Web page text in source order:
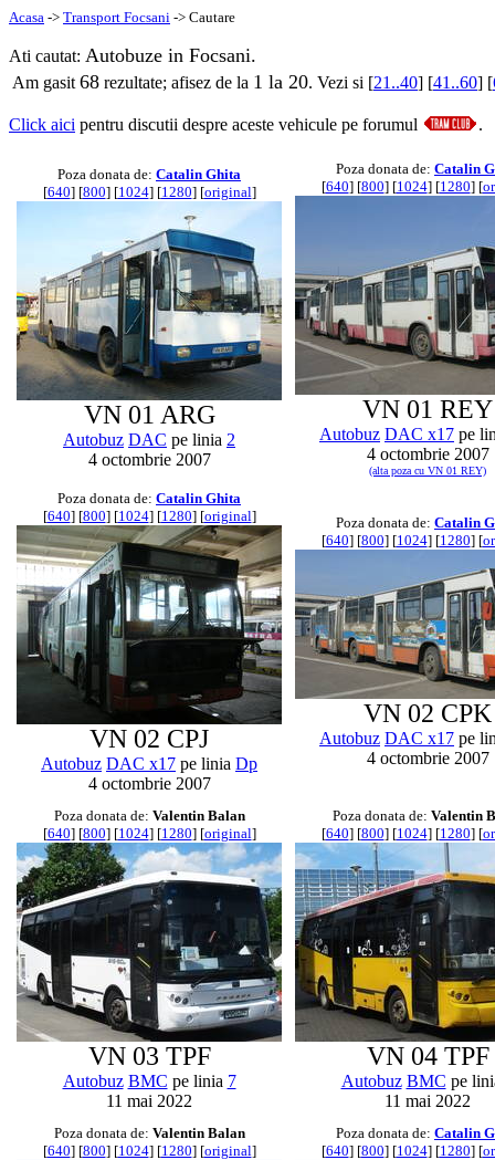
Acasa -> Transport Focsani -> Cautare
Ati cautat: Autobuze in Focsani.
Am gasit 68 rezultate; afisez de la 1 la 20. Vezi si [21..40] [41..60] [
Click aici pentru discutii despre aceste vehicule pe forumul .
Poza donata de: Catalin Ghita
[640] [800] [1024] [1280] [original]
VN 01 ARG
Autobuz DAC pe linia 2
4 octombrie 2007
Poza donata de: Catalin
[640] [800] [1024] [1280] [
VN 01 REY
Autobuz DAC x17 pe
4 octombrie 2007
(alta poza cu VN 01 REY)
Poza donata de: Catalin Ghita
[640] [800] [1024] [1280] [original]
VN 02 CPJ
Autobuz DAC x17 pe linia Dp
4 octombrie 2007
Poza donata de: Catalin
[640] [800] [1024] [1280] [
VN 02 CPK
Autobuz DAC x17 pe
4 octombrie 2007
Poza donata de: Valentin Balan
[640] [800] [1024] [1280] [original]
VN 03 TPF
Autobuz BMC pe linia 7
11 mai 2022
Poza donata de: Valentin
[640] [800] [1024] [1280] [
VN 04 TPF
Autobuz BMC pe
11 mai 2022
Poza donata de: Valentin Balan
[640] [800] [1024] [1280] [original]
Poza donata de: Catalin
[640] [800] [1024] [1280] [